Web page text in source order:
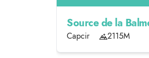
Source de la
Capcir 2115M